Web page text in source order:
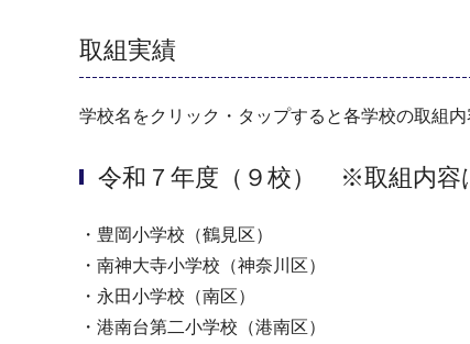
取組実績
学校名をクリック・タップすると各学校の取組
令和７年度（９校） ※取組内容
・豊岡小学校（鶴見区）
・南神大寺小学校（神奈川区）
・永田小学校（南区）
・港南台第二小学校（港南区）